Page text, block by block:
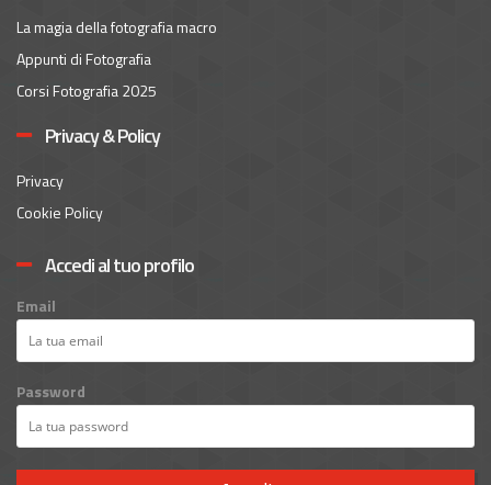
La magia della fotografia macro
Appunti di Fotografia
Corsi Fotografia 2025
Privacy & Policy
Privacy
Cookie Policy
Accedi al tuo profilo
Email
Password